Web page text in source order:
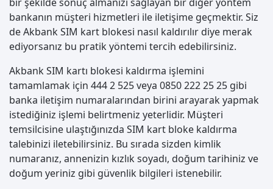
bankanın müşteri hizmetleri ile iletişime geçmektir. Siz
de Akbank SIM kart blokesi nasıl kaldırılır diye merak
ediyorsanız bu pratik yöntemi tercih edebilirsiniz.
Akbank SIM kartı blokesi kaldırma işlemini
tamamlamak için 444 2 525 veya 0850 222 25 25 gibi
banka iletişim numaralarından birini arayarak yapmak
istediğiniz işlemi belirtmeniz yeterlidir. Müşteri
temsilcisine ulaştığınızda SIM kart bloke kaldırma
talebinizi iletebilirsiniz. Bu sırada sizden kimlik
numaranız, annenizin kızlık soyadı, doğum tarihiniz ve
doğum yeriniz gibi güvenlik bilgileri istenebilir.